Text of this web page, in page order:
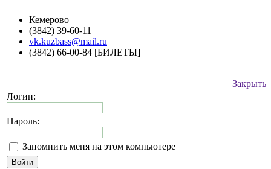
Кемерово
(3842) 39-60-11
vk.kuzbass@mail.ru
(3842) 66-00-84 [БИЛЕТЫ]
Закрыть
Логин:
Пароль:
Запомнить меня на этом компьютере